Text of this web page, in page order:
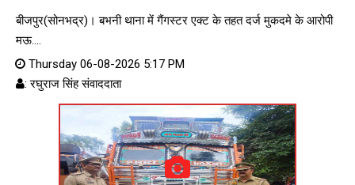
बीजपुर(सोनभद्र)। बभनी थाना में गैंगस्टर एक्ट के तहत दर्ज मुकदमे के आरोपी
मऊ....
Thursday 06-08-2026 5:17 PM
: रघुराज सिंह संवाददाता